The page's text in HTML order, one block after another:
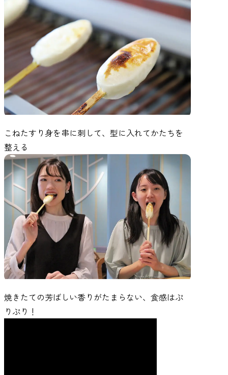
こねたすり身を串に刺して、型に入れてかたちを
整える
焼きたての芳ばしい香りがたまらない、食感はぷ
りぷり！